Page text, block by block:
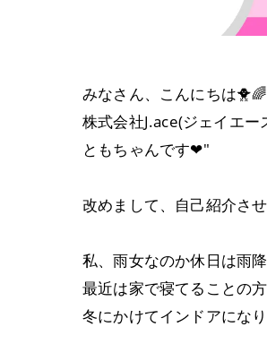
みなさん、こんにちは🐥🌈
株式会社J.ace(ジェイエー
ともちゃんです❤︎"
改めまして、自己紹介さ
私、雨女なのか休日は雨
最近は家で寝てることの
冬にかけてインドアに⁡な